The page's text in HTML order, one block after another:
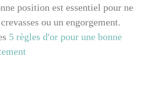
position est essentiel pour ne
ou un engorgement.
5 règles d'or pour une bonne